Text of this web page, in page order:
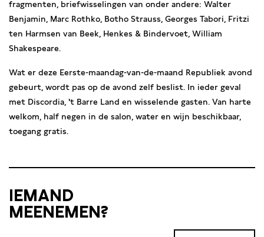
fragmenten, briefwisselingen van onder andere: Walter
Benjamin, Marc Rothko, Botho Strauss, Georges Tabori, Fritzi
ten Harmsen van Beek, Henkes & Bindervoet, William
Shakespeare.
Wat er deze Eerste-maandag-van-de-maand Republiek avond
gebeurt, wordt pas op de avond zelf beslist. In ieder geval
met Discordia, 't Barre Land en wisselende gasten. Van harte
welkom, half negen in de salon, water en wijn beschikbaar,
toegang gratis.
IEMAND
MEENEMEN?